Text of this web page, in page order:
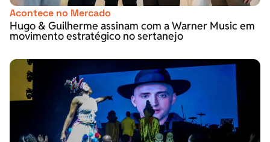
Acontece no Mercado
Hugo & Guilherme assinam com a Warner Music em
movimento estratégico no sertanejo